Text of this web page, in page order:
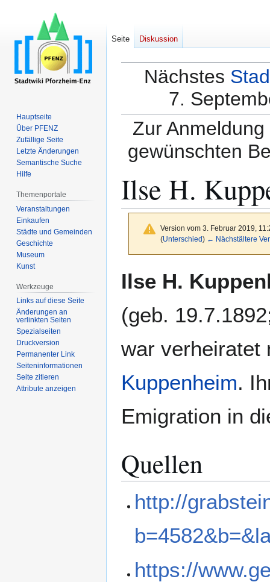
Nächstes
7.
Zur
gewünschten
Ilse H.
Version vom 3. Februar 2019,
(Unterschied) ← Nächstältere
Navigation
Suche
Ilse H.
(geb.
war
Kuppenheim.
Emigration in
Quellen
http://
https://
Seite Diskussion
Hauptseite
Über PFENZ
Zufällige Seite
Letzte Änderungen
Semantische Suche
Hilfe
Themenportale
Veranstaltungen
Einkaufen
Städte und Gemeinden
Geschichte
Museum
Kunst
Werkzeuge
Links auf diese Seite
Änderungen an
verlinkten Seiten
Spezialseiten
Druckversion
Permanenter Link
Seiten­­informationen
Seite zitieren
Attribute anzeigen